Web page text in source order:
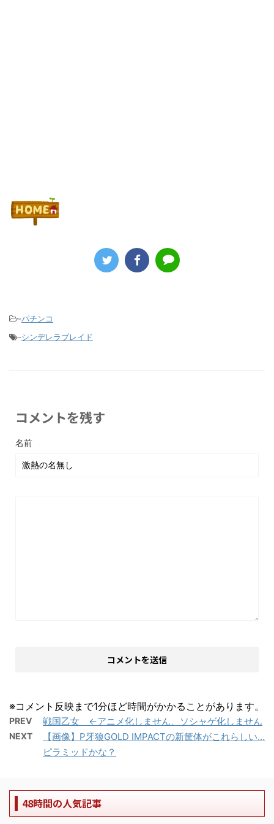
-パチンコ
-シンデレラブレイド
コメントを残す
名前
※コメント反映まで1分ほど時間がかかることがあります。
PREV 戦国乙女 ←アニメ化しません、ソシャゲ化しません
NEXT
【画像】P牙狼GOLD IMPACTの新筐体がこれらしい…
ピラミッドかな？
48時間の人気記事